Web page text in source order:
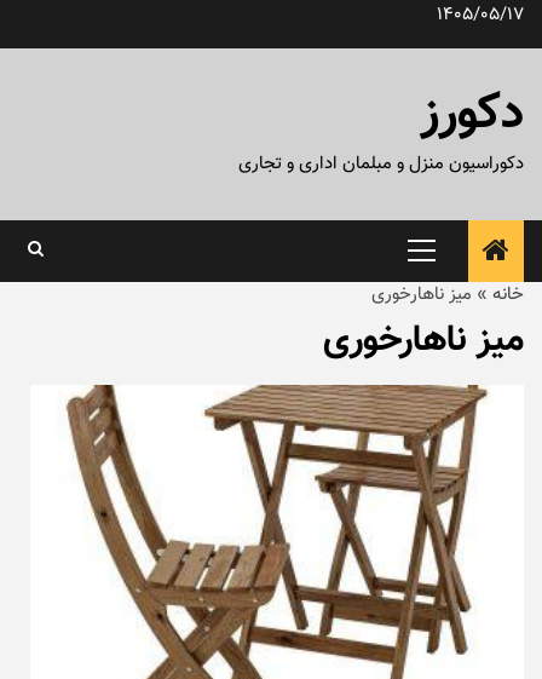
پرش1405/05/17
دکورز
دکوراسیون منزل و مبلمان اداری و تجاری
منوی
اصلی
خانه » میز ناهارخوری
میز ناهارخوری